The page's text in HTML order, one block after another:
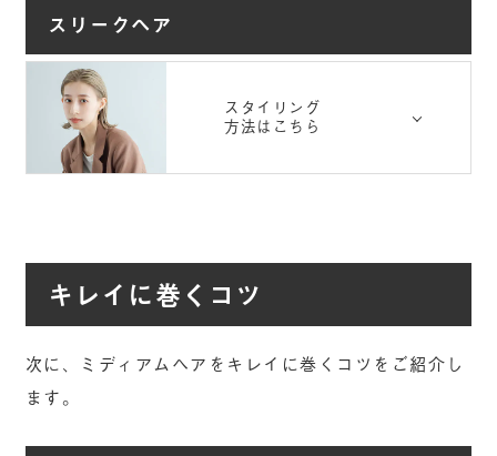
スリークヘア
スタイリング
方法はこちら
キレイに巻くコツ
次に、ミディアムヘアをキレイに巻くコツをご紹介し
ます。